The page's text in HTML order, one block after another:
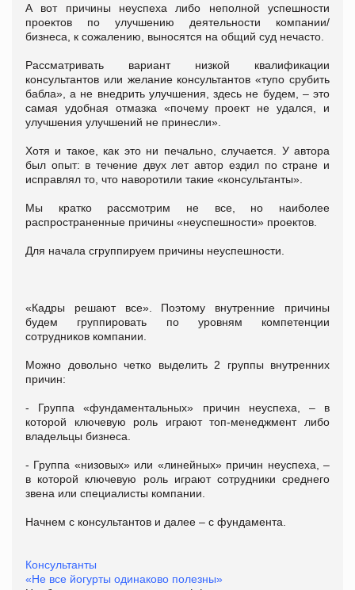
А вот причины неуспеха либо неполной успешности
проектов по улучшению деятельности компании/
бизнеса, к сожалению, выносятся на общий суд нечасто.
Рассматривать вариант низкой квалификации
консультантов или желание консультантов «тупо срубить
бабла», а не внедрить улучшения, здесь не будем, – это
самая удобная отмазка «почему проект не удался, и
улучшения улучшений не принесли».
Хотя и такое, как это ни печально, случается. У автора
был опыт: в течение двух лет автор ездил по стране и
исправлял то, что наворотили такие «консультанты».
Мы кратко рассмотрим не все, но наиболее
распространенные причины «неуспешности» проектов.
Для начала сгруппируем причины неуспешности.
«Кадры решают все». Поэтому внутренние причины
будем группировать по уровням компетенции
сотрудников компании.
Можно довольно четко выделить 2 группы внутренних
причин:
- Группа «фундаментальных» причин неуспеха, – в
которой ключевую роль играют топ-менеджмент либо
владельцы бизнеса.
- Группа «низовых» или «линейных» причин неуспеха, –
в которой ключевую роль играют сотрудники среднего
звена или специалисты компании.
Начнем с консультантов и далее – с фундамента.
Консультанты
«Не все йогурты одинаково полезны»